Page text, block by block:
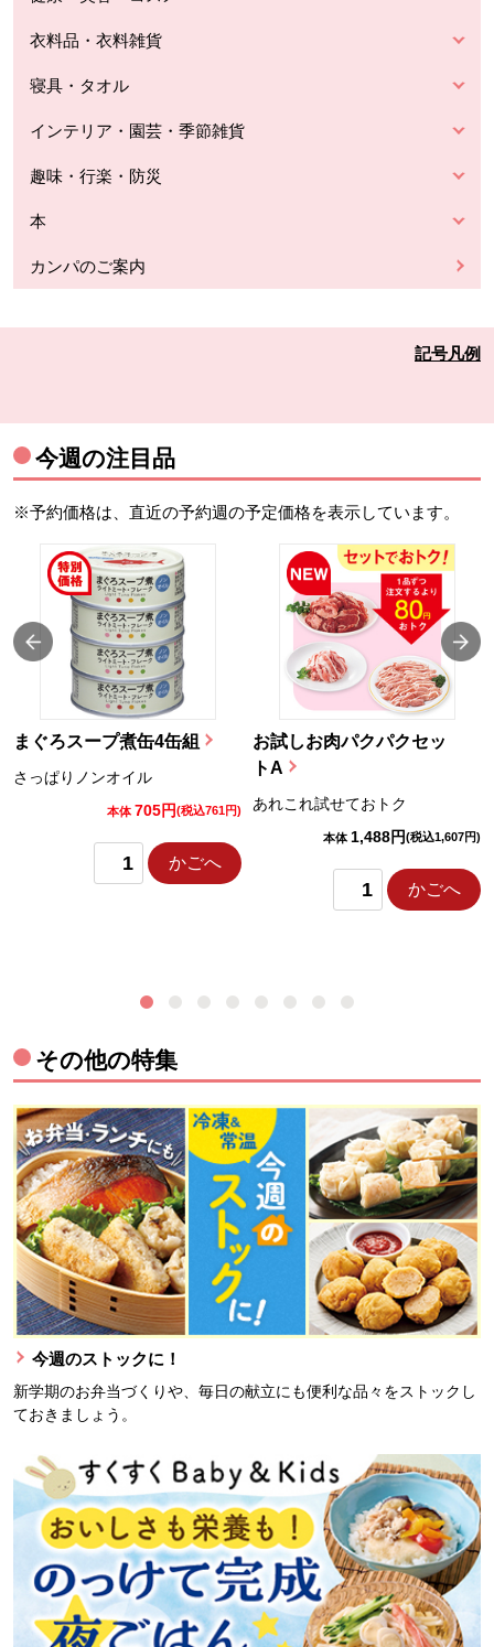
衣料品・衣料雑貨
寝具・タオル
インテリア・園芸・季節雑貨
趣味・行楽・防災
本
カンパのご案内
記号凡例
今週の注目品
※予約価格は、直近の予約週の予定価格を表示しています。
まぐろスープ煮缶4缶組
さっぱりノンオイル
本体 705円(税込761円)
かごへ
お試しお肉パクパクセッ
トA
あれこれ試せておトク
本体 1,488円(税込1,607円)
かごへ
その他の特集
今週のストックに！
新学期のお弁当づくりや、毎日の献立にも便利な品々をストックし
ておきましょう。